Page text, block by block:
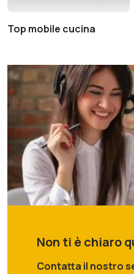
Top mobile cucina
Non ti è chiaro
Contatta il nostro